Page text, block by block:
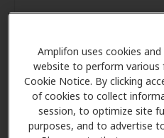
Amplifon uses cookies
website to perform various
Cookie Notice. By clicking
of cookies to collect
session, to optimize site
purposes, and to advertise